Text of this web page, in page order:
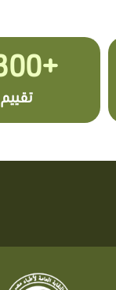
+2300
تقييم